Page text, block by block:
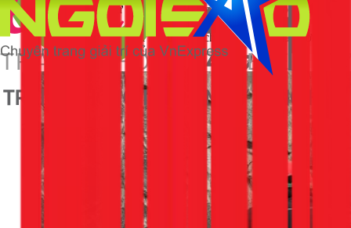
Ưu điểm:
Xử lý được các điểm rò rỉ áp lực cao, hiệu
quả tức thì.
Nhược điểm:Đòi hỏi thiết bị chuyên dụng (máy bơm
áp lực cao).